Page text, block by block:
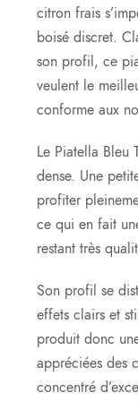
citron frais
boisé discret.
son profil, ce
veulent le
conforme aux
Le Piatella Bleu
dense. Une
profiter
ce qui en fait
restant très
Son profil se
effets clairs et
produit donc
appréciées des
concentré